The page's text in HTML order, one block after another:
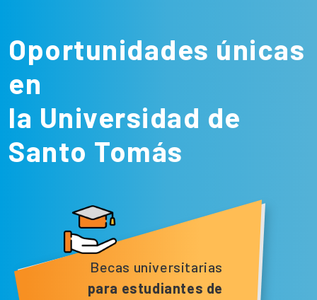
Oportunidades únicas
en
la Universidad de
Santo Tomás
Becas universitarias
para estudiantes de